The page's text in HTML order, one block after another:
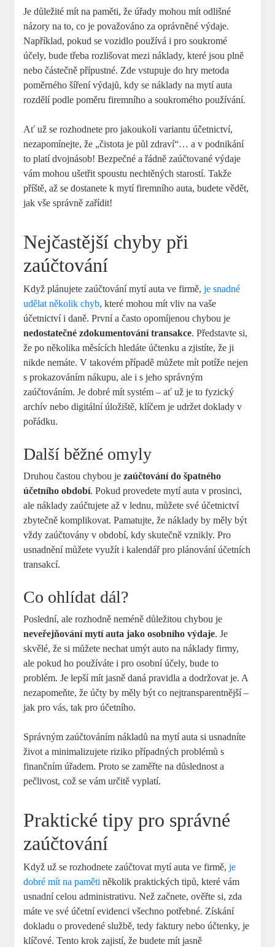
Je důležité mít na paměti, že úřady mohou mít odlišné
názory na to, co je považováno za oprávněné výdaje.
Například, pokud se vozidlo používá i pro soukromé
účely, bude třeba rozlišovat mezi náklady, které jsou plně
nebo částečně přípustné. Zde vstupuje do hry metoda
poměrného šíření výdajů, kdy se náklady na mytí auta
rozdělí podle poměru firemního a soukromého používání.
Ať už se rozhodnete pro jakoukoli variantu účetnictví,
nezapomínejte, že „čistota je půl zdraví“… a v podnikání
to platí dvojnásob! Bezpečné a řádně zaúčtované výdaje
vám mohou ušetřit spoustu nechtěných starostí. Takže
příště, až se dostanete k mytí firemního auta, budete vědět,
jak vše správně zařídit!
Nejčastější chyby při
zaúčtování
Když plánujete zaúčtování mytí auta ve firmě,je snadné
udělat několik chyb, které mohou mít vliv na vaše
účetnictví i daně. První a často opomíjenou chybou je
nedostatečné zdokumentování transakce. Představte si,
že po několika měsících hledáte účtenku a zjistíte, že ji
nikde nemáte. V takovém případě můžete mít potíže nejen
s prokazováním nákupu, ale i s jeho správným
zaúčtováním. Je dobré mít systém – ať už je to fyzický
archív nebo digitální úložiště, klíčem je udržet doklady v
pořádku.
Další běžné omyly
Druhou častou chybou jezaúčtování do špatného
účetního období. Pokud provedete mytí auta v prosinci,
ale náklady zaúčtujete až v lednu, můžete své účetnictví
zbytečně komplikovat. Pamatujte, že náklady by měly být
vždy zaúčtovány v období, kdy skutečně vznikly. Pro
usnadnění můžete využít i kalendář pro plánování účetních
transakcí.
Co ohlídat dál?
Poslední, ale rozhodně neméně důležitou chybou je
neveřejňování mytí auta jako osobního výdaje. Je
skvělé, že si můžete nechat umýt auto na náklady firmy,
ale pokud ho používáte i pro osobní účely, bude to
problém. Je lepší mít jasně daná pravidla a dodržovat je. A
nezapomeňte, že účty by měly být co nejtransparentnější –
jak pro vás, tak pro účetního.
Správným zaúčtováním nákladů na mytí auta si usnadníte
život a minimalizujete riziko případných problémů s
finančním úřadem. Proto se zaměřte na důslednost a
pečlivost, což se vám určitě vyplatí.
Praktické tipy pro správné
zaúčtování
Když už se rozhodnete zaúčtovat mytí auta ve firmě,je
dobré mít na paměti několik praktických tipů, které vám
usnadní celou administrativu. Než začnete, ověřte si, zda
máte ve své účetní evidenci všechno potřebné. Získání
dokladu o provedené službě, tedy faktury nebo účtenky, je
klíčové. Tento krok zajistí, že budete mít jasně